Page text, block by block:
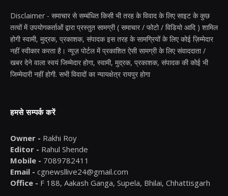
Disclaimer - समाचार से सम्बंधित किसी भी तरह के विवाद के लिए साइट के कुछ
तत्वों में उपयोगकर्ताओं द्वारा प्रस्तुत सामग्री ( समाचार / फोटो / विडियो आदि ) शामिल
होगी स्वामी, मुद्रक, प्रकाशक, संपादक इस तरह के सामग्रियों के लिए कोई ज़िम्मेदार
नहीं स्वीकार करता है। न्यूज़ पोर्टल में प्रकाशित ऐसी सामग्री के लिए संवाददाता /
खबर देने वाला स्वयं जिम्मेदार होगा, स्वामी, मुद्रक, प्रकाशक, संपादक की कोई भी
जिम्मेदारी नहीं होगी. सभी विवादों का न्यायक्षेत्र रायपुर होगा
हमसे सम्पर्क करें
Owner - Rakhi Roy
Editor - Rahul Shende
Mobile - 7089782411
Email - cgnewsllive24@gmail.com
Office - F 188, Aakash Ganga, Supela, Bhilai, Chhattisgarh